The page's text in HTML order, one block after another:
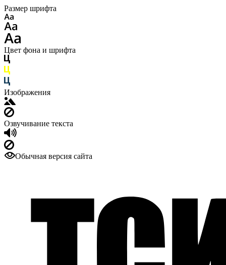
Размер шрифта
Цвет фона и шрифта
Изображения
Озвучивание текста
Обычная версия сайта